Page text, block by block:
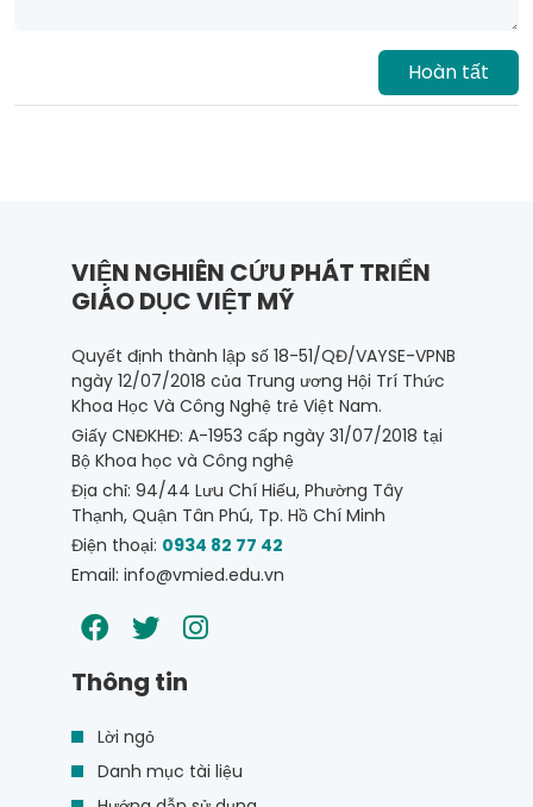
Hoàn tất
VIỆN NGHIÊN CỨU PHÁT TRIỂN
GIÁO DỤC VIỆT MỸ
Quyết định thành lập số 18-51/QĐ/VAYSE-VPNB
ngày 12/07/2018 của Trung ương Hội Trí Thức
Khoa Học Và Công Nghệ trẻ Việt Nam.
Giấy CNĐKHĐ: A-1953 cấp ngày 31/07/2018 tại
Bộ Khoa học và Công nghệ
Địa chỉ: 94/44 Lưu Chí Hiếu, Phường Tây
Thạnh, Quận Tân Phú, Tp. Hồ Chí Minh
Điện thoại: 0934 82 77 42
Email: info@vmied.edu.vn
Thông tin
Lời ngỏ
Danh mục tài liệu